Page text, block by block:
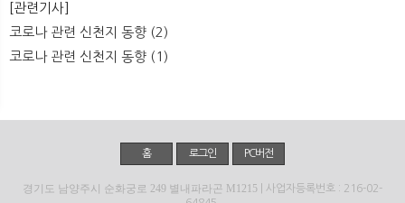
[관련기사]
코로나 관련 신천지 동향 (2)
코로나 관련 신천지 동향 (1)
홈 로그인 PC버전
경기도 남양주시 순화궁로 249 별내파라곤 M1215 | 사업자등록번호 : 216-02-